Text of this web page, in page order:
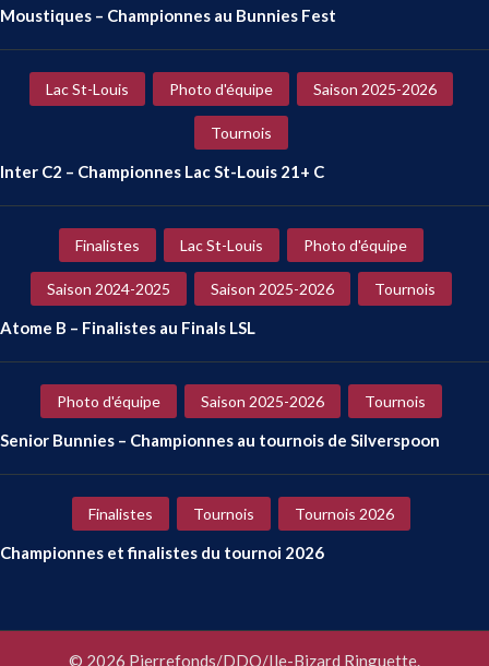
Moustiques – Championnes au Bunnies Fest
Lac St-Louis Photo d'équipe Saison 2025-2026
Tournois
Inter C2 – Championnes Lac St-Louis 21+ C
Finalistes Lac St-Louis Photo d'équipe
Saison 2024-2025 Saison 2025-2026 Tournois
Atome B – Finalistes au Finals LSL
Photo d'équipe Saison 2025-2026 Tournois
Senior Bunnies – Championnes au tournois de Silverspoon
Finalistes Tournois Tournois 2026
Championnes et finalistes du tournoi 2026
© 2026 Pierrefonds/DDO/Ile-Bizard Ringuette.